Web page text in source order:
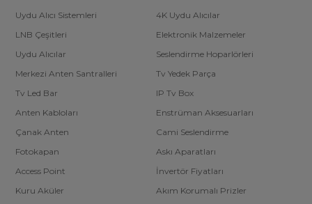
Uydu Alıcı Sistemleri
4K Uydu Alıcılar
LNB Çeşitleri
Elektronik Malzemeler
Uydu Alıcılar
Seslendirme Hoparlörleri
Merkezi Anten Santralleri
Tv Yedek Parça
Tv Led Bar
IP Tv Box
Anten Kabloları
Enstrüman Aksesuarları
Çanak Anten
Cami Seslendirme
Fotokapan
Askı Aparatları
Access Point
İnvertör Fiyatları
Kuru Aküler
Akım Korumalı Prizler